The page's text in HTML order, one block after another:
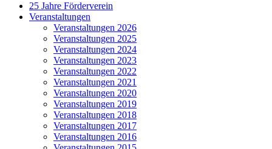
25 Jahre Förderverein
Veranstaltungen
Veranstaltungen 2026
Veranstaltungen 2025
Veranstaltungen 2024
Veranstaltungen 2023
Veranstaltungen 2022
Veranstaltungen 2021
Veranstaltungen 2020
Veranstaltungen 2019
Veranstaltungen 2018
Veranstaltungen 2017
Veranstaltungen 2016